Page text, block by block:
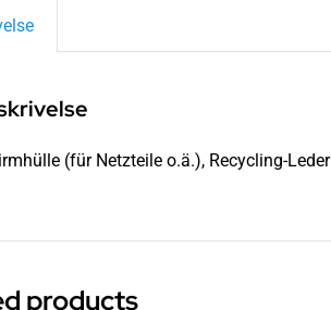
(für Netzteile o.ä.), Recycling-Leder
products